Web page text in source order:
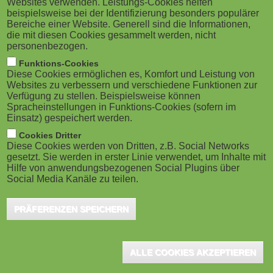
M
o
b
i
l
e
)
g
a
o
n
Leitfaden zur Beschaffung von
Schülergeräten, der Schulen und Schulträgern dabei
helfen soll, die Bildung in der digitalen Welt
voranzutreiben. Angesichts des DigitalPakt Schule,
der in erster Linie die Finanzierung digitaler
Netzwerkinfrastrukturen unterstützt, ist es von großer
Bedeutung, mobile Endgeräte im schulischen Kontext
optimal nutzen zu können.
Eine 1:1-Ausstattung der Schüler/innen mit Endgeräten ist nicht
die Umsetzung zeitgemäßer Lernformen wie erforschendes und
Internationale Studien belegen eindeutig, dass eine 1:1-
Ausstattung, also die Bereitstellung eines individuellen Geräts pro
Websites verwenden. Leistungs-Cookies helfen
beispielsweise bei der Identifizierung besonders populärer
Bereiche einer Website. Generell sind die Informationen,
die mit diesen Cookies gesammelt werden, nicht
personenbezogen.
Funktions-Cookies
Diese Cookies ermöglichen es, Komfort und Leistung von
Websites zu verbessern und verschiedene Funktionen zur
Verfügung zu stellen. Beispielsweise können
Spracheinstellungen in Funktions-Cookies (sofern im
Einsatz) gespeichert werden.
Cookies Dritter
Diese Cookies werden von Dritten, z.B. Social Networks
gesetzt. Sie werden in erster Linie verwendet, um Inhalte mit
Hilfe von anwendungsbezogenen Social Plugins über
Social Media Kanäle zu teilen.
PRÄFERENZEN SPEICHERN
ALLE COOKIES AKZEPTIEREN